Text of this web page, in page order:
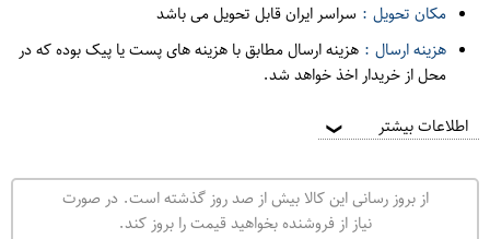
مکان تحویل : سراسر ایران قابل تحویل می باشد
هزینه ارسال : هزینه ارسال مطابق با هزینه های پست یا پیک بوده که در
محل از خریدار اخذ خواهد شد.
اطلاعات بیشتر ❯
از بروز رسانی این کالا بیش از صد روز گذشته است. در صورت
نیاز از فروشنده بخواهید قیمت را بروز کند.